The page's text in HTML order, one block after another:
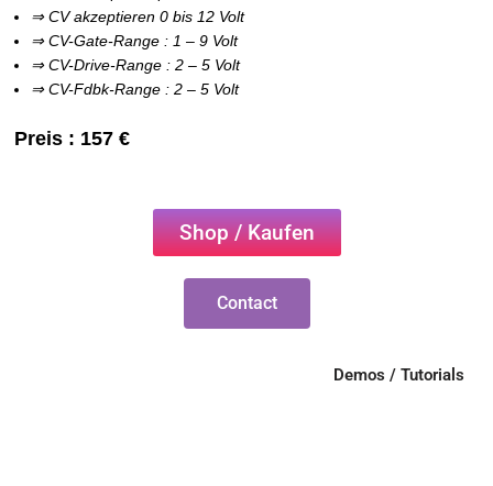
⇒ CV akzeptieren 0 bis 12 Volt
⇒ CV-Gate-Range : 1 – 9 Volt
⇒ CV-Drive-Range : 2 – 5 Volt
⇒ CV-Fdbk-Range : 2 – 5 Volt
Preis : 157 €
Shop / Kaufen
Contact
Demos / Tutorials